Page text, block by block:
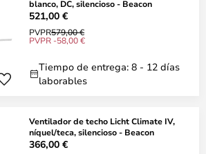
blanco, DC, silencioso - Beacon
521,00 €
PVPR579,00 €
PVPR -58,00 €
Tiempo de entrega: 8 - 12 días
laborables
Ventilador de techo Licht Climate IV,
níquel/teca, silencioso - Beacon
366,00 €